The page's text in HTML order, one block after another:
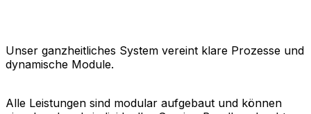
Unser ganzheitliches System vereint klare Prozesse und
dynamische Module.
Alle Leistungen sind modular aufgebaut und können